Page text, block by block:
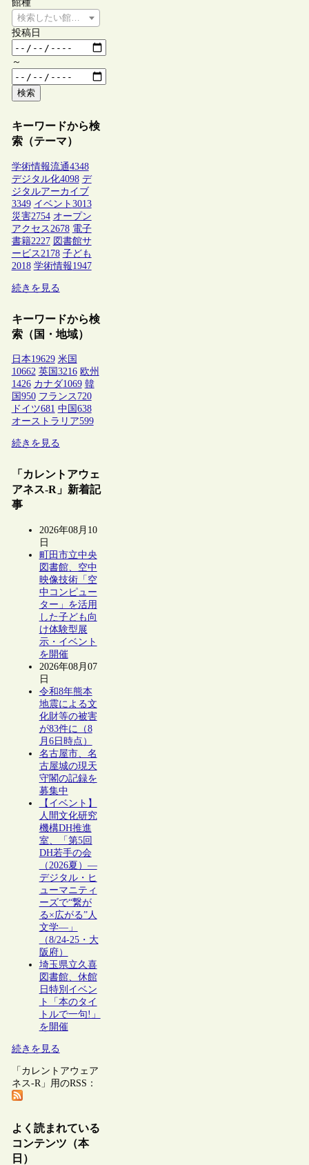
館種
検索したい館種を選択してください
投稿日
～
検索
キーワードから検
索（テーマ）
学術情報流通4348
デジタル化4098 デ
ジタルアーカイブ
3349 イベント 3013
災害2754 オープン
アクセス 2678 電子
書籍2227 図書館サ
ービス 2178 子ども
2018 学術情報1947
続きを見る
キーワードから検
索（国・地域）
日本19629 米国
10662 英国 3216 欧州
1426 カナダ1069 韓
国 950 フランス 720
ドイツ681 中国 638
オーストラリア599
続きを見る
「カレントアウェ
アネス-R」新着記
事
2026年08月10
日
町田市立中央
図書館、空中
映像技術「空
中コンピュー
ター」を活用
した子ども向
け体験型展
示・イベント
を開催
2026年08月07
日
令和8年熊本
地震による文
化財等の被害
が83件に（8
月6日時点）
名古屋市、名
古屋城の現天
守閣の記録を
募集中
【イベント】
人間文化研究
機構DH推進
室、「第5回
DH若手の会
（2026夏）―
デジタル・ヒ
ューマニティ
ーズで“繋が
る×広がる”人
文学―」
（8/24-25・大
阪府）
埼玉県立久喜
図書館、休館
日特別イベン
ト「本のタイ
トルで一句!」
を開催
続きを見る
「カレントアウェア
ネス-R」用のRSS：
よく読まれている
コンテンツ（本
日）